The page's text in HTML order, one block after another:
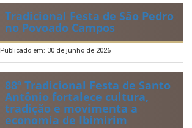
Tradicional Festa de São Pedro
no Povoado Campos
Publicado em: 30 de junho de 2026
88ª Tradicional Festa de Santo
Antônio fortalece cultura,
tradição e movimenta a
economia de Ibimirim